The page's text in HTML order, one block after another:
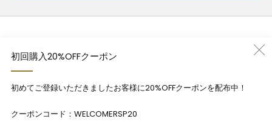
初回購入20%OFFクーポン
初めてご登録いただきましたお客様に20%OFFクーポンを配布中！
クーポンコード：WELCOMERSP20
プライバシーポリシー
特定商法取引法に基づく表記